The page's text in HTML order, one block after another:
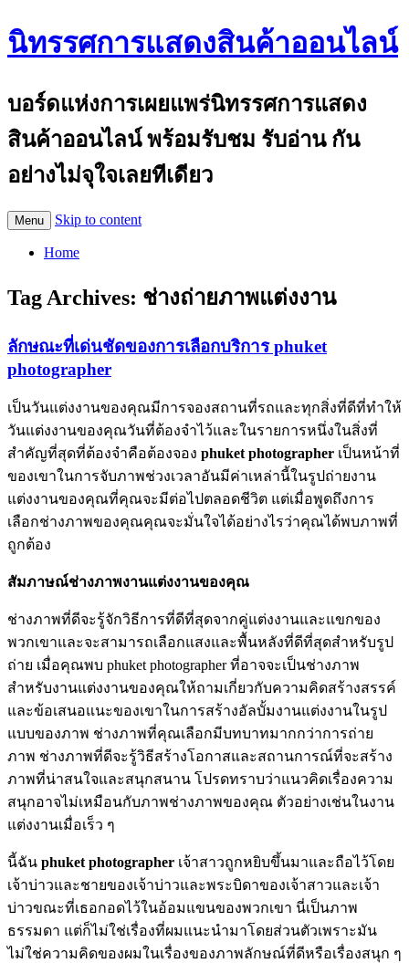
นิทรรศการแสดงสินค้าออนไลน์
บอร์ดแห่งการเผยแพร่นิทรรศการแสดง
สินค้าออนไลน์ พร้อมรับชม รับอ่าน กัน
อย่างไม่จุใจเลยทีเดียว
Menu Skip to content
Home
Tag Archives: ช่างถ่ายภาพแต่งงาน
ลักษณะที่เด่นชัดของการเลือกบริการ phuket
photographer
เป็นวันแต่งงานของคุณมีการจองสถานที่รถและทุกสิ่งที่ดีที่ทำให้
วันแต่งงานของคุณวันที่ต้องจำไว้และในรายการหนึ่งในสิ่งที่
สำคัญที่สุดที่ต้องจำคือต้องจอง phuket photographer เป็นหน้าที่
ของเขาในการจับภาพช่วงเวลาอันมีค่าเหล่านี้ในรูปถ่ายงาน
แต่งงานของคุณที่คุณจะมีต่อไปตลอดชีวิต แต่เมื่อพูดถึงการ
เลือกช่างภาพของคุณคุณจะมั่นใจได้อย่างไรว่าคุณได้พบภาพที่
ถูกต้อง
สัมภาษณ์ช่างภาพงานแต่งงานของคุณ
ช่างภาพที่ดีจะรู้จักวิธีการที่ดีที่สุดจากคู่แต่งงานและแขกของ
พวกเขาและจะสามารถเลือกแสงและพื้นหลังที่ดีที่สุดสำหรับรูป
ถ่าย เมื่อคุณพบ phuket photographer ที่อาจจะเป็นช่างภาพ
สำหรับงานแต่งงานของคุณให้ถามเกี่ยวกับความคิดสร้างสรรค์
และข้อเสนอแนะของเขาในการสร้างอัลบั้มงานแต่งงานในรูป
แบบของภาพ ช่างภาพที่คุณเลือกมีบทบาทมากกว่าการถ่าย
ภาพ ช่างภาพที่ดีจะรู้วิธีสร้างโอกาสและสถานการณ์ที่จะสร้าง
ภาพที่น่าสนใจและสนุกสนาน โปรดทราบว่าแนวคิดเรื่องความ
สนุกอาจไม่เหมือนกับภาพช่างภาพของคุณ ตัวอย่างเช่นในงาน
แต่งงานเมื่อเร็ว ๆ
นี้ฉัน phuket photographer เจ้าสาวถูกหยิบขึ้นมาและถือไว้โดย
เจ้าบ่าวและชายของเจ้าบ่าวและพระบิดาของเจ้าสาวและเจ้า
บ่าวขณะที่เธอกอดไว้ในอ้อมแขนของพวกเขา นี่เป็นภาพ
ธรรมดา แต่ก็ไม่ใช่เรื่องที่ผมแนะนำมาโดยส่วนตัวเพราะมัน
ไม่ใช่ความคิดของผมในเรื่องของภาพลักษณ์ที่ดีหรือเรื่องสนุก ๆ